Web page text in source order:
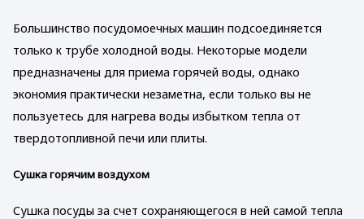
Большинство посудомоечных машин подсоединяется
только к трубе холодной воды. Некоторые модели
предназначены для приема горячей воды, однако
экономия практически незаметна, если только вы не
пользуетесь для нагрева воды избытком тепла от
твердотопливной печи или плиты.
Сушка горячим воздухом
Сушка посуды за счет сохраняющегося в ней самой тепла